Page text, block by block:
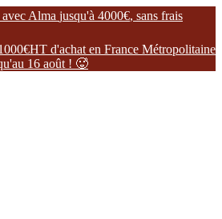
avec Alma jusqu'à 4000€, sans frais
000€HT d'achat en France Métropolitaine
u'au 16 août ! 